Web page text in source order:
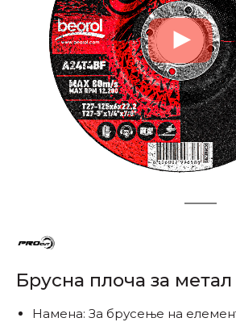
2
Брусна плоча за
Намена: За брусење на